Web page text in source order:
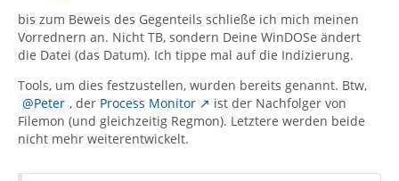
bis zum Beweis des Gegenteils schließe ich mich meinen
Vorrednern an. Nicht TB, sondern Deine WinDOSe ändert
die Datei (das Datum). Ich tippe mal auf die Indizierung.
Tools, um dies festzustellen, wurden bereits genannt. Btw,
Peter , der Process Monitor
ist der Nachfolger von
Filemon (und gleichzeitig Regmon). Letztere werden beide
nicht mehr weiterentwickelt.